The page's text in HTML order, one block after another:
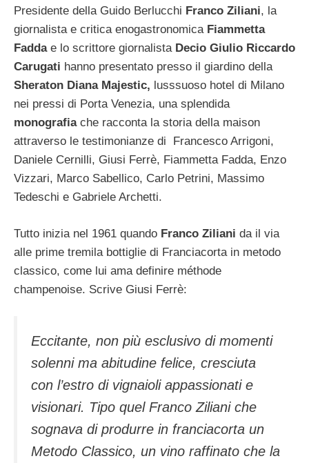
Presidente della Guido Berlucchi Franco Ziliani, la
giornalista e critica enogastronomica Fiammetta
Faddae lo scrittore giornalista Decio Giulio Riccardo
Carugati hanno presentato presso il giardino della
Sheraton Diana Majestic, lusssuoso hotel di Milano
nei pressi di Porta Venezia, una splendida
monografia che racconta la storia della maison
attraverso le testimonianze di Francesco Arrigoni,
Daniele Cernilli, Giusi Ferrè, Fiammetta Fadda, Enzo
Vizzari, Marco Sabellico, Carlo Petrini, Massimo
Tedeschi e Gabriele Archetti.
Tutto inizia nel 1961 quando Franco Ziliani da il via
alle prime tremila bottiglie di Franciacorta in metodo
classico, come lui ama definire méthode
champenoise. Scrive Giusi Ferrè:
Eccitante, non più esclusivo di momenti
solenni ma abitudine felice, cresciuta
con l’estro di vignaioli appassionati e
visionari. Tipo quel Franco Ziliani che
sognava di produrre in franciacorta un
Metodo Classico, un vino raffinato che la